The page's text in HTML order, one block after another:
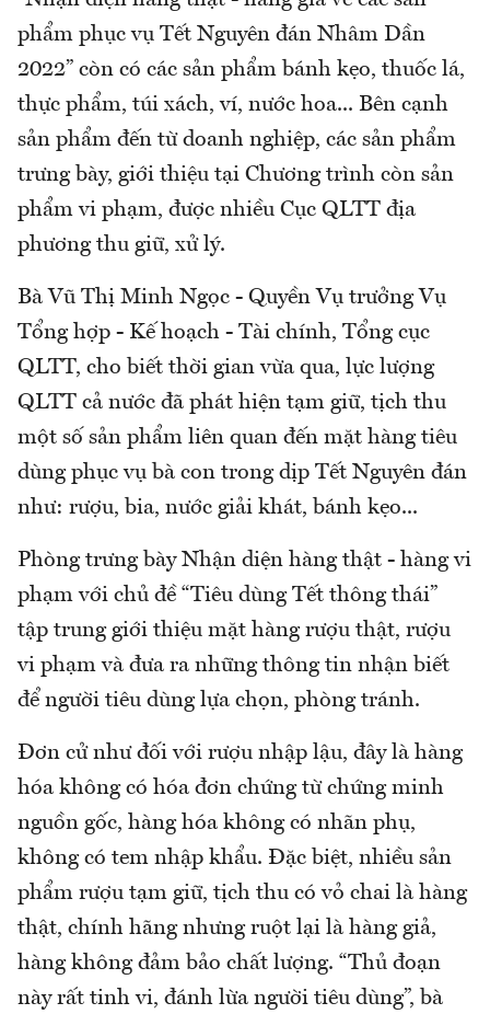
phẩm phục vụ Tết Nguyên đán Nhâm Dần
2022” còn có các sản phẩm bánh kẹo, thuốc lá,
thực phẩm, túi xách, ví, nước hoa... Bên cạnh
sản phẩm đến từ doanh nghiệp, các sản phẩm
trưng bày, giới thiệu tại Chương trình còn sản
phẩm vi phạm, được nhiều Cục QLTT địa
phương thu giữ, xử lý.
Bà Vũ Thị Minh Ngọc - Quyền Vụ trưởng Vụ
Tổng hợp - Kế hoạch - Tài chính, Tổng cục
QLTT, cho biết thời gian vừa qua, lực lượng
QLTT cả nước đã phát hiện tạm giữ, tịch thu
một số sản phẩm liên quan đến mặt hàng tiêu
dùng phục vụ bà con trong dịp Tết Nguyên đán
như: rượu, bia, nước giải khát, bánh kẹo...
Phòng trưng bày Nhận diện hàng thật - hàng vi
phạm với chủ đề “Tiêu dùng Tết thông thái”
tập trung giới thiệu mặt hàng rượu thật, rượu
vi phạm và đưa ra những thông tin nhận biết
để người tiêu dùng lựa chọn, phòng tránh.
Đơn cử như đối với rượu nhập lậu, đây là hàng
hóa không có hóa đơn chứng từ chứng minh
nguồn gốc, hàng hóa không có nhãn phụ,
không có tem nhập khẩu. Đặc biệt, nhiều sản
phẩm rượu tạm giữ, tịch thu có vỏ chai là hàng
thật, chính hãng nhưng ruột lại là hàng giả,
hàng không đảm bảo chất lượng. “Thủ đoạn
này rất tinh vi, đánh lừa người tiêu dùng”, bà